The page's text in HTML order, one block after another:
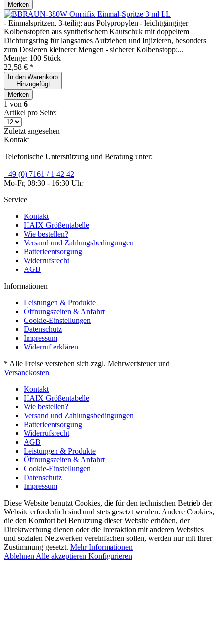
Merken
Omnifix Einmal-Spritze 3 ml LL
- Einmalspritzen, 3-teilig: aus Polypropylen - leichtgängiger
Kolbenstopfen aus synthetischem Kautschuk mit doppeltem
Dichtungsring für langsames Aufziehen und Injizieren, besonders
zum Dosieren kleinerer Mengen - sicherer Kolbenstopp:...
Menge: 100 Stück
22,58 € *
In den Warenkorb
Hinzugefügt
Merken
1 von 6
Artikel pro Seite:
Zuletzt angesehen
Kontakt
Telefonische Unterstützung und Beratung unter:
+49 (0) 7161 / 1 42 42
Mo-Fr, 08:30 - 16:30 Uhr
Service
Kontakt
HAIX Größentabelle
Wie bestellen?
Versand und Zahlungsbedingungen
Batterieentsorgung
Widerrufsrecht
AGB
Informationen
Leistungen & Produkte
Öffnungszeiten & Anfahrt
Cookie-Einstellungen
Datenschutz
Impressum
Widerruf erklären
* Alle Preise verstehen sich zzgl. Mehrwertsteuer und
Versandkosten
Kontakt
HAIX Größentabelle
Wie bestellen?
Versand und Zahlungsbedingungen
Batterieentsorgung
Widerrufsrecht
AGB
Leistungen & Produkte
Öffnungszeiten & Anfahrt
Cookie-Einstellungen
Datenschutz
Impressum
Diese Website benutzt Cookies, die für den technischen Betrieb der
Website erforderlich sind und stets gesetzt werden. Andere Cookies,
die den Komfort bei Benutzung dieser Website erhöhen, der
Direktwerbung dienen oder die Interaktion mit anderen Websites
und sozialen Netzwerken vereinfachen sollen, werden nur mit Ihrer
Zustimmung gesetzt. Mehr Informationen
Ablehnen Alle akzeptieren Konfigurieren